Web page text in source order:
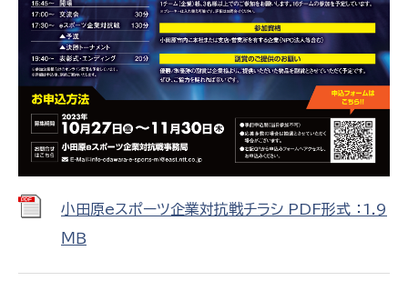
小田原eスポーツ企業対抗戦チラシ PDF形式 ：1.9
ＭＢ